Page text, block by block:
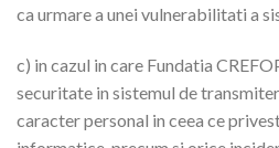
ca urmare a unei vulnerabilitati a
c) in cazul in care Fundatia
securitate in sistemul de
caracter personal in ceea ce